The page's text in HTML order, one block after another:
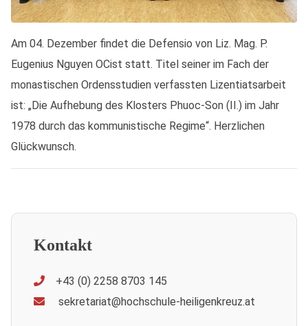
Am 04. Dezember findet die Defensio von Liz. Mag. P.
Eugenius Nguyen OCist statt. Titel seiner im Fach der
monastischen Ordensstudien verfassten Lizentiatsarbeit
ist: „Die Aufhebung des Klosters Phuoc-Son (II.) im Jahr
1978 durch das kommunistische Regime“. Herzlichen
Glückwunsch.
Kontakt
+43 (0) 2258 8703 145
sekretariat@hochschule-heiligenkreuz.at